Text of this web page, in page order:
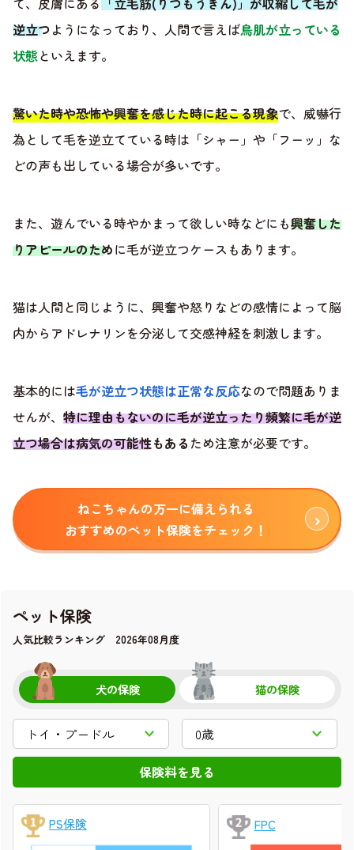
逆立つようになっており、人間で言えば鳥肌が立っている
状態といえます。
驚いた時や恐怖や興奮を感じた時に起こる現象で、威嚇行
為として毛を逆立てている時は「シャー」や「フーッ」な
どの声も出している場合が多いです。
また、遊んでいる時やかまって欲しい時などにも興奮した
りアピールのために毛が逆立つケースもあります。
猫は人間と同じように、興奮や怒りなどの感情によって脳
内からアドレナリンを分泌して交感神経を刺激します。
基本的には毛が逆立つ状態は正常な反応なので問題ありま
せんが、 特に理由もないのに毛が逆立ったり頻繁に毛が逆
立つ場合は病気の可能性もある ため注意が必要です。
ねこちゃんの万一に備えられる
おすすめのペット保険をチェック！
ペット保険
人気比較ランキング 2026年08月度
犬の保険 猫の保険
PS保険 FPC